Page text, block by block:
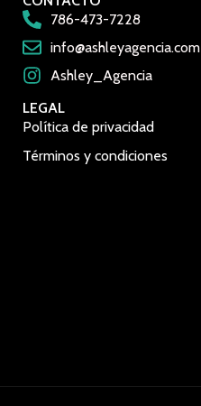
786-473-7228
info@ashleyagencia.com
Ashley_Agencia
LEGAL
Política de privacidad
Términos y condiciones